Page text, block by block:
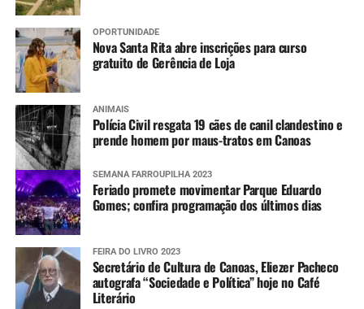
OPORTUNIDADE
Nova Santa Rita abre inscrições para curso
gratuito de Gerência de Loja
ANIMAIS
Polícia Civil resgata 19 cães de canil clandestino e
prende homem por maus-tratos em Canoas
SEMANA FARROUPILHA 2023
Feriado promete movimentar Parque Eduardo
Gomes; confira programação dos últimos dias
FEIRA DO LIVRO 2023
Secretário de Cultura de Canoas, Eliezer Pacheco
autografa “Sociedade e Política” hoje no Café
Literário